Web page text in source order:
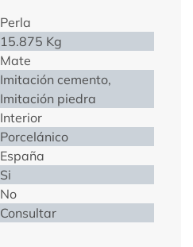
Perla
15.875 Kg
Mate
Imitación cemento,
Imitación piedra
Interior
Porcelánico
España
Si
No
Consultar